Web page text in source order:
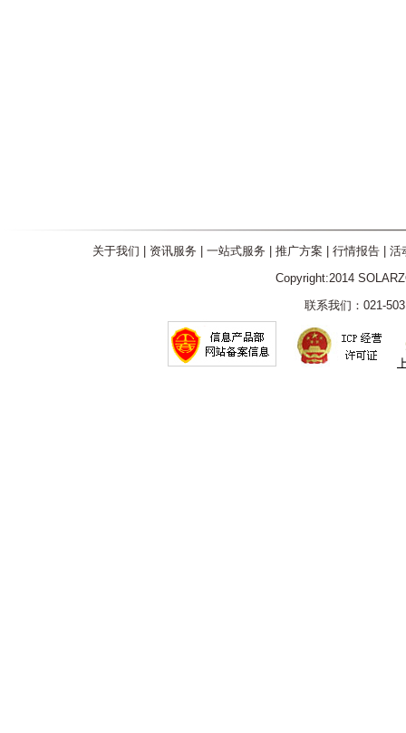
关于我们 资讯服务 一站式服务 推广方案 行情报告| 活
Copyright:2014
联系我们：021-